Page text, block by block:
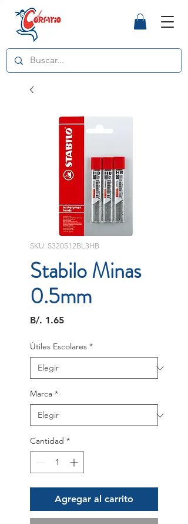
SKU: S320512BL3HB
Stabilo Minas
0.5mm
B/. 1.65Precio
Útiles Escolares *
Marca *
Cantidad *
Agregar al carrito